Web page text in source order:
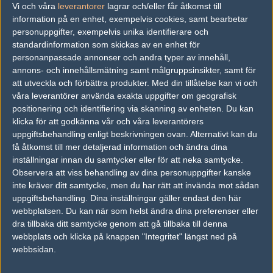
Vi och våra leverantorer lagrar och/eller får åtkomst till
information på en enhet, exempelvis cookies, samt bearbetar
personuppgifter, exempelvis unika identifierare och
standardinformation som skickas av en enhet för
personanpassade annonser och andra typer av innehåll,
annons- och innehållsmätning samt målgruppsinsikter, samt för
att utveckla och förbättra produkter. Med din tillåtelse kan vi och
våra leverantörer använda exakta uppgifter om geografisk
positionering och identifiering via skanning av enheten. Du kan
klicka för att godkänna vår och våra leverantörers
uppgiftsbehandling enligt beskrivningen ovan. Alternativt kan du
få åtkomst till mer detaljerad information och ändra dina
inställningar innan du samtycker eller för att neka samtycke.
Observera att viss behandling av dina personuppgifter kanske
inte kräver ditt samtycke, men du har rätt att invända mot sådan
uppgiftsbehandling. Dina inställningar gäller endast den här
webbplatsen. Du kan när som helst ändra dina preferenser eller
dra tillbaka ditt samtycke genom att gå tillbaka till denna
webbplats och klicka på knappen "Integritet" längst ned på
webbsidan.
28 SJ Gaming50% 16 16
Adwokacik 50% 14
21
SEP
Tricked Esport
64%
16 14 16
2
Adwokacik 36% 5 16 7 1
20
SEP
Adwokacik46% 8
BPro Gaming54% 16 16 2
19
SEP
Ninjas in Pyjamas 50% 19 16
Adwokacik50% 16 3 0
15
MAY
Team Ancient
0%
16
PACT50% 7 16 13